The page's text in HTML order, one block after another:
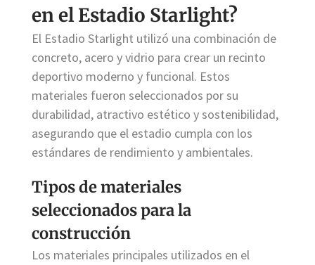
en el Estadio Starlight?
El Estadio Starlight utilizó una combinación de
concreto, acero y vidrio para crear un recinto
deportivo moderno y funcional. Estos
materiales fueron seleccionados por su
durabilidad, atractivo estético y sostenibilidad,
asegurando que el estadio cumpla con los
estándares de rendimiento y ambientales.
Tipos de materiales
seleccionados para la
construcción
Los materiales principales utilizados en el